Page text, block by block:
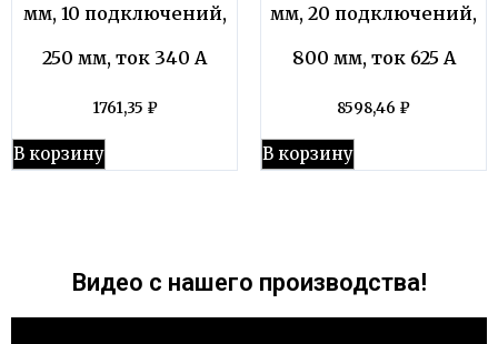
мм, 10 подключений,
250 мм, ток 340 А
1761,35 ₽
В корзину
мм, 20 подключений,
800 мм, ток 625 А
8598,46 ₽
В корзину
Видео с нашего производства!